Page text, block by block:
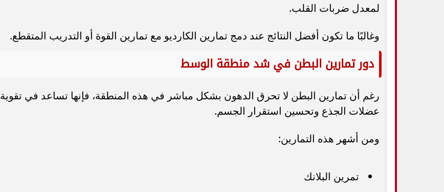
لمعدل ضربات القلب.
وغالبًا ما تكون أفضل النتائج عند دمج تمارين الكارديو مع تمارين القوة أو التدريب المتقطع.
دور تمارين البطن في شد منطقة الوسط
رغم أن تمارين البطن لا تحرق الدهون بشكل مباشر في هذه المنطقة، فإنها تساعد في تقوية
عضلات الجذع وتحسين استقرار الجسم.
ومن أشهر هذه التمارين:
تمرين البلانك